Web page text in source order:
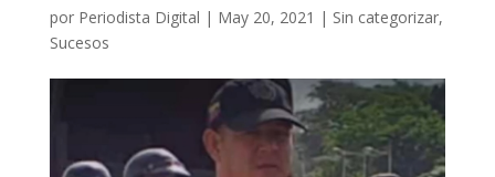
por Periodista Digital | May 20, 2021 | Sin categorizar,
Sucesos